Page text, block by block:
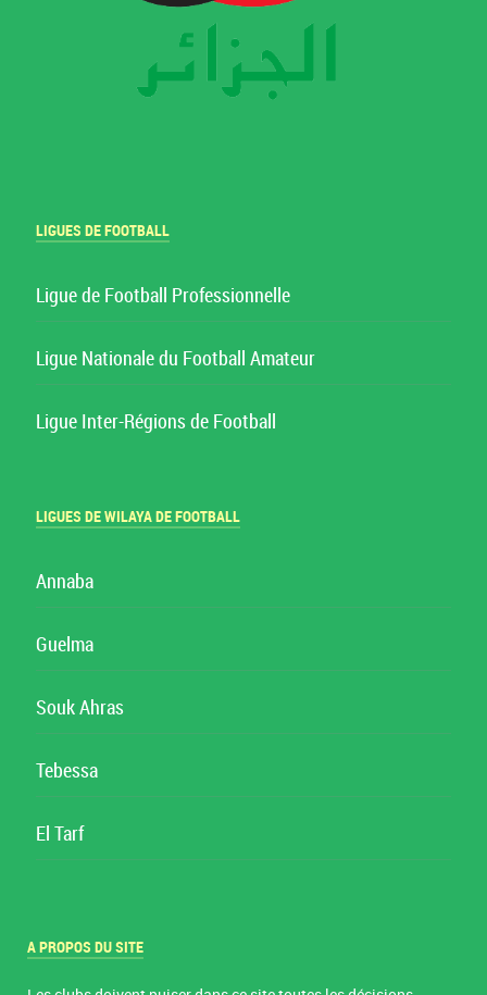
LIGUES DE FOOTBALL
Ligue de Football Professionnelle
Ligue Nationale du Football Amateur
Ligue Inter-Régions de Football
LIGUES DE WILAYA DE FOOTBALL
Annaba
Guelma
Souk Ahras
Tebessa
El Tarf
A PROPOS DU SITE